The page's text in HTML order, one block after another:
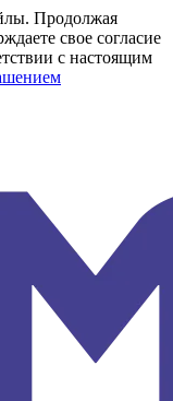
Продолжая
свое согласие
с настоящим